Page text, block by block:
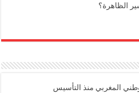
الظاهرة؟
المغربي منذ التأسيس